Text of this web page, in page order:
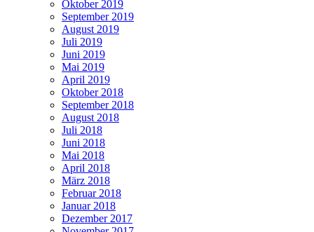
Oktober 2019
September 2019
August 2019
Juli 2019
Juni 2019
Mai 2019
April 2019
Oktober 2018
September 2018
August 2018
Juli 2018
Juni 2018
Mai 2018
April 2018
März 2018
Februar 2018
Januar 2018
Dezember 2017